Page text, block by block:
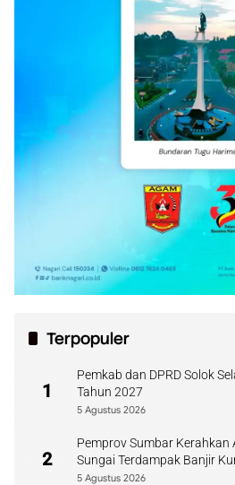
Terpopuler
1
Pemkab dan DPRD Solok
Tahun 2027
5 Agustus 2026
2
Pemprov Sumbar
Sungai Terdampak Banjir
5 Agustus 2026